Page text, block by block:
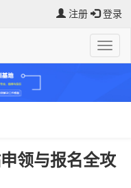
注册 登录
领与报名全攻